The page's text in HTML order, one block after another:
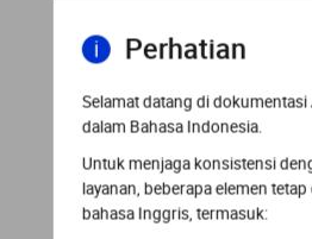
Perhatian
Selamat datang di dokumentasi
dalam Bahasa Indonesia.
Untuk menjaga konsistensi
layanan, beberapa elemen
bahasa Inggris, termasuk: